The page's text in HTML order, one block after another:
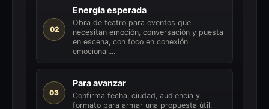
02
Energía esperada
Obra de teatro para eventos que
necesitan emoción, conversación y puesta
en escena, con foco en conexión
emocional,...
03
Para avanzar
Confirma fecha, ciudad, audiencia y
formato para armar una propuesta útil.